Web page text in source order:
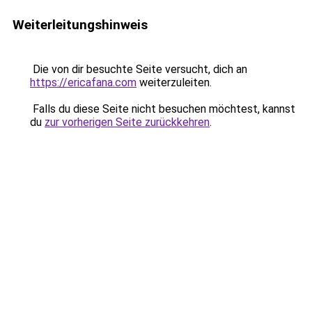
Weiterleitungshinweis
Die von dir besuchte Seite versucht, dich an
https://ericafana.com weiterzuleiten.
Falls du diese Seite nicht besuchen möchtest, kannst
du zur vorherigen Seite zurückkehren.